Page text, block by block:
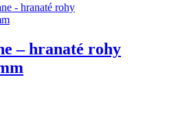
– hranaté rohy